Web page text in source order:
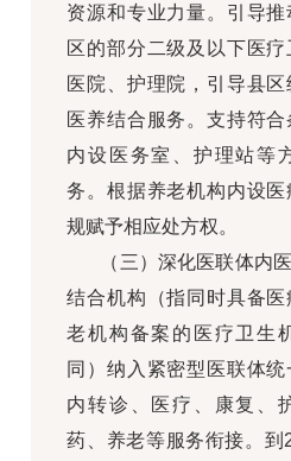
资源和专业力量。引导
区的部分二级及以下医
医院、护理院，引导县
医养结合服务。支持符
内设医务室、护理站等
务。根据养老机构内设
规赋予相应处方权。
（三）深化医联体内
结合机构（指同时具备
老机构备案的医疗卫生
同）纳入紧密型医联体
内转诊、医疗、康复、
药、养老等服务衔接。到